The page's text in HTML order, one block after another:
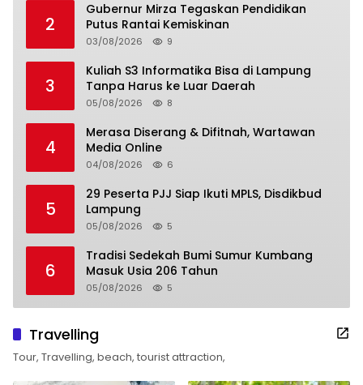
2
Gubernur Mirza Tegaskan Pendidikan
Putus Rantai Kemiskinan
03/08/2026 9
3
Kuliah S3 Informatika Bisa di Lampung
Tanpa Harus ke Luar Daerah
05/08/2026 8
4
Merasa Diserang & Difitnah, Wartawan
Media Online
04/08/2026 6
5
29 Peserta PJJ Siap Ikuti MPLS, Disdikbud
Lampung
05/08/2026 5
6
Tradisi Sedekah Bumi Sumur Kumbang
Masuk Usia 206 Tahun
05/08/2026 5
Travelling
Tour, Travelling, beach, tourist attraction,